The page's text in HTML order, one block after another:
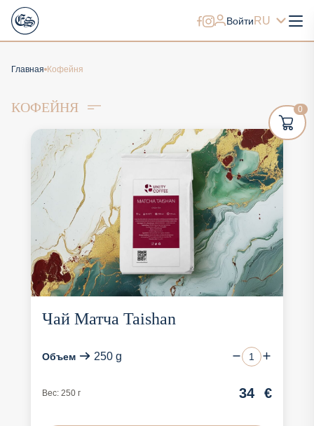
Войти RU
Главная Кофейня
КОФЕЙНЯ
Чай Матча Taishan
Объем 250 g
Вес: 250 г 34 €
0